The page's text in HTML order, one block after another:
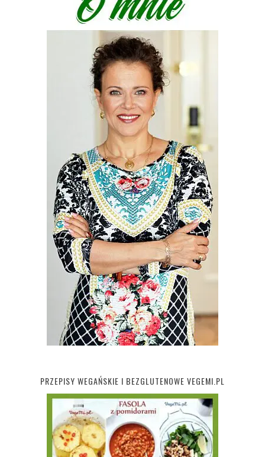
PRZEPISY WEGAŃSKIE I BEZGLUTENOWE VEGEMI.PL